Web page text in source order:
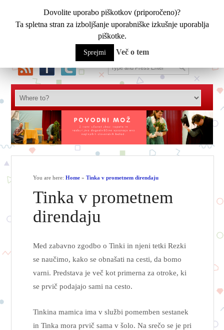
You are here: Home» Tinka v prometnem direndaju
Tinka v prometnem
direndaju
Med zabavno zgodbo o Tinki in njeni tetki Rezki
se naučimo, kako se obnašati na cesti, da bomo
varni. Predstava je več kot primerna za otroke, ki
se prvič podajajo sami na cesto.
Tinkina mamica ima v službi pomemben sestanek
in Tinka mora prvič sama v šolo. Na srečo se je pri
Dovolite uporabo piškotkov (priporočeno)?
Ta spletna stran za izboljšanje uporabniške izkušnje uporablja
piškotke.
Sprejmi Več o tem